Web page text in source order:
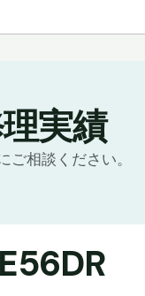
実績
相談ください。